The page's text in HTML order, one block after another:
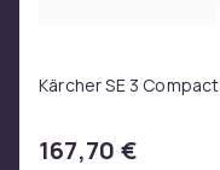
Kärcher SE 3
167,70 €